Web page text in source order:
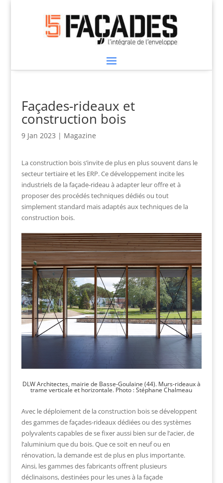
Façades-rideaux et
construction bois
9 Jan 2023 | Magazine
La construction bois s’invite de plus en plus souvent dans le
secteur tertiaire et les ERP. Ce développement incite les
industriels de la façade-rideau à adapter leur offre et à
proposer des procédés techniques dédiés ou tout
simplement standard mais adaptés aux techniques de la
construction bois.
DLW Architectes, mairie de Basse-Goulaine (44). Murs-rideaux à
trame verticale et horizontale. Photo : Stéphane Chalmeau
Avec le déploiement de la construction bois se développent
des gammes de façades-rideaux dédiées ou des systèmes
polyvalents capables de se fixer aussi bien sur de l’acier, de
l’aluminium que du bois. Que ce soit en neuf ou en
rénovation, la demande est de plus en plus importante.
Ainsi, les gammes des fabricants offrent plusieurs
déclinaisons, destinées pour les unes à la façade